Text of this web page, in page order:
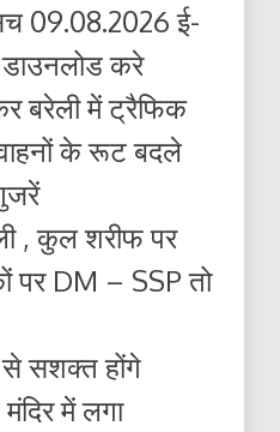
09.08.2026 ई-
करे
बरेली में ट्रैफिक
वाहनों के रूट बदले
, कुल शरीफ पर
पर DM – SSP तो
से सशक्त होंगे
में लगा